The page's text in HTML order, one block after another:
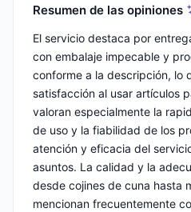
Resumen de las opiniones
El servicio destaca por
con embalaje impecable y
conforme a la descripción, lo
satisfacción al usar artículos
valoran especialmente la
de uso y la fiabilidad de los
atención y eficacia del
asuntos. La calidad y la
desde cojines de cuna hasta
mencionan frecuentemente